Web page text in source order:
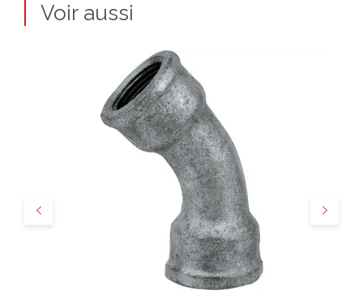
Voir aussi
Précédent Suivant